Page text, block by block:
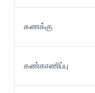
கணக்கு
கண்காணிப்பு